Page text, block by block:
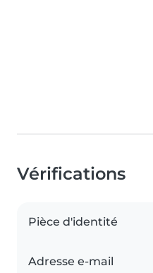
Vérifications
Pièce d'identité
Adresse e-mail